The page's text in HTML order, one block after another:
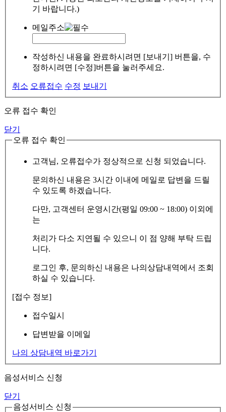
기 바랍니다.)
메일주소
작성하신 내용을 완료하시려면 [보내기] 버튼을, 수
정하시려면 [수정]버튼을 눌러주세요.
취소 오류접수 수정 보내기
오류 접수 확인
닫기
오류 접수 확인
고객님, 오류접수가 정상적으로 신청 되었습니다.
문의하신 내용은 3시간 이내에 메일로 답변을 드릴
수 있도록 하겠습니다.
다만, 고객센터 운영시간(평일 09:00 ~ 18:00) 이외에
는
처리가 다소 지연될 수 있으니 이 점 양해 부탁 드립
니다.
로그인 후, 문의하신 내용은 나의상담내역에서 조회
하실 수 있습니다.
[접수 정보]
접수일시
답변받을 이메일
나의 상담내역 바로가기
음성서비스 신청
닫기
음성서비스 신청